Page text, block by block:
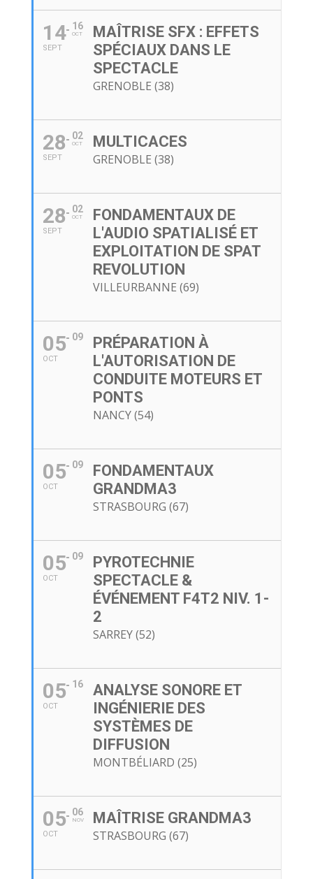
14
SEPT
16
OCT
MAÎTRISE SFX : EFFETS
SPÉCIAUX DANS LE
SPECTACLE
GRENOBLE (38)
28
SEPT
02
OCT MULTICACES
GRENOBLE (38)
28
SEPT
02
OCT
FONDAMENTAUX DE
L'AUDIO SPATIALISÉ ET
EXPLOITATION DE SPAT
REVOLUTION
VILLEURBANNE (69)
05
OCT
09
PRÉPARATION À
L'AUTORISATION DE
CONDUITE MOTEURS ET
PONTS
NANCY (54)
05
OCT
09
FONDAMENTAUX
GRANDMA3
STRASBOURG (67)
05
OCT
09
PYROTECHNIE
SPECTACLE &
ÉVÉNEMENT F4T2 NIV. 1-
2
SARREY (52)
05
OCT
16
ANALYSE SONORE ET
INGÉNIERIE DES
SYSTÈMES DE
DIFFUSION
MONTBÉLIARD (25)
05
OCT
06
NOV MAÎTRISE GRANDMA3
STRASBOURG (67)